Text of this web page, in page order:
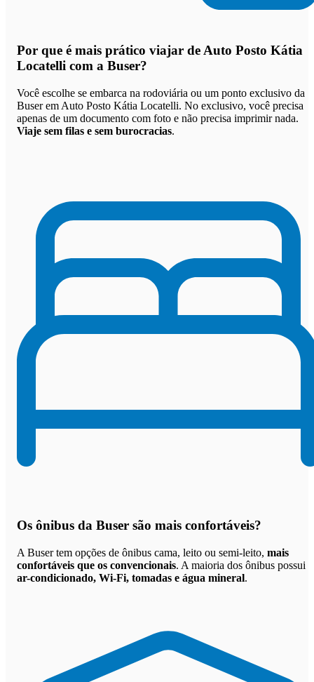
Por que é mais prático viajar de Auto Posto Kátia
Locatelli com a Buser?
Você escolhe se embarca na rodoviária ou um ponto exclusivo da
Buser em Auto Posto Kátia Locatelli. No exclusivo, você precisa
apenas de um documento com foto e não precisa imprimir nada.
Viaje sem filas e sem burocracias.
Os ônibus da Buser são mais confortáveis?
A Buser tem opções de ônibus cama, leito ou semi-leito, mais
confortáveis que os convencionais. A maioria dos ônibus possui
ar-condicionado, Wi-Fi, tomadas e água mineral.